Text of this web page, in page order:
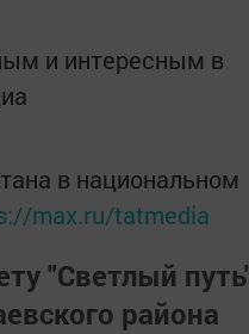
и интересным в
в национальном
max.ru/tatmedia
"Светлый
района